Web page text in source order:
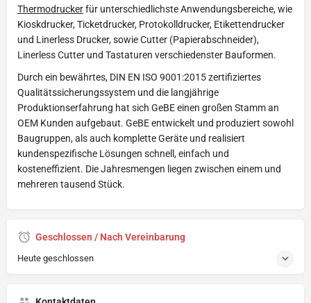
Thermodruckerfür unterschiedlichste Anwendungsbereiche, wie
Kioskdrucker, Ticketdrucker, Protokolldrucker, Etikettendrucker
und Linerless Drucker, sowie Cutter (Papierabschneider),
Linerless Cutter und Tastaturen verschiedenster Bauformen.
Durch ein bewährtes, DIN EN ISO 9001:2015 zertifiziertes
Qualitätssicherungssystem und die langjährige
Produktionserfahrung hat sich GeBE einen großen Stamm an
OEM Kunden aufgebaut. GeBE entwickelt und produziert sowohl
Baugruppen, als auch komplette Geräte und realisiert
kundenspezifische Lösungen schnell, einfach und
kosteneffizient. Die Jahresmengen liegen zwischen einem und
mehreren tausend Stück.
Geschlossen / Nach Vereinbarung
Heute geschlossen